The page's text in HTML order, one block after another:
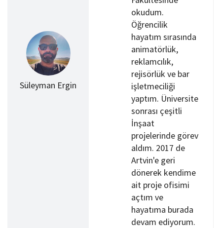
Süleyman Ergin
okudum.
Öğrencilik
hayatım sırasında
animatörlük,
reklamcılık,
rejisörlük ve bar
işletmeciliği
yaptım. Üniversite
sonrası çeşitli
İnşaat
projelerinde görev
aldım. 2017 de
Artvin'e geri
dönerek kendime
ait proje ofisimi
açtım ve
hayatıma burada
devam ediyorum.